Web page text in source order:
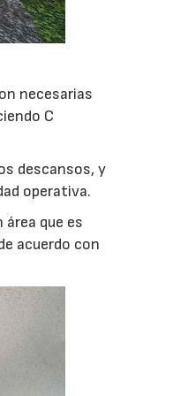
necesarias
C
descansos, y
operativa.
que es
acuerdo con